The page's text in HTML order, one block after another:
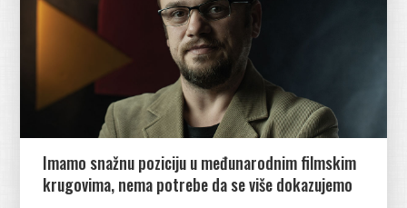
Imamo snažnu poziciju u međunarodnim filmskim
krugovima, nema potrebe da se više dokazujemo